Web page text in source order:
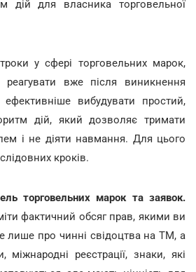
дій для власника торговельної
у сфері торговельних марок,
реагувати вже після виникнення
вибудувати простий,
дій, який дозволяє тримати
і не діяти навмання. Для цього
кроків.
торговельних марок та заявок.
фактичний обсяг прав, якими ви
лише про чинні свідоцтва на ТМ, а
реєстрації, знаки, які